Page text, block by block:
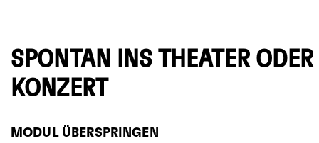
SPONTAN INS THEATER
KONZERT
MODUL ÜBERSPRINGEN